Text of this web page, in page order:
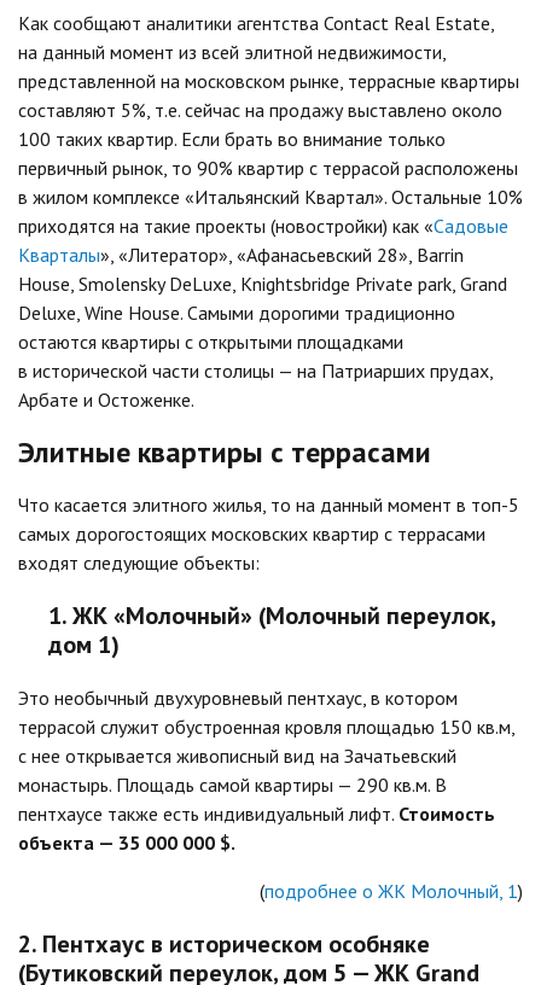
Как сообщают аналитики агентства Contact Real Estate,
на данный момент из всей элитной недвижимости,
представленной на московском рынке, террасные квартиры
составляют 5%, т.е. сейчас на продажу выставлено около
100 таких квартир. Если брать во внимание только
первичный рынок, то 90% квартир с террасой расположены
в жилом комплексе «Итальянский Квартал». Остальные 10%
приходятся на такие проекты (новостройки) как «Садовые
Кварталы», «Литератор», «Афанасьевский 28», Barrin
House, Smolensky DeLuxe, Knightsbridge Private park, Grand
Deluxe, Wine House. Самыми дорогими традиционно
остаются квартиры с открытыми площадками
в исторической части столицы — на Патриарших прудах,
Арбате и Остоженке.
Элитные квартиры с террасами
Что касается элитного жилья, то на данный момент в топ-5
самых дорогостоящих московских квартир с террасами
входят следующие объекты:
1. ЖК «Молочный» (Молочный переулок,
дом 1)
Это необычный двухуровневый пентхаус, в котором
террасой служит обустроенная кровля площадью 150 кв.м,
с нее открывается живописный вид на Зачатьевский
монастырь. Площадь самой квартиры — 290 кв.м. В
пентхаусе также есть индивидуальный лифт. Стоимость
объекта — 35 000 000 $.
(подробнее о ЖК Молочный, 1)
2. Пентхаус в историческом особняке
(Бутиковский переулок, дом 5 — ЖК Grand